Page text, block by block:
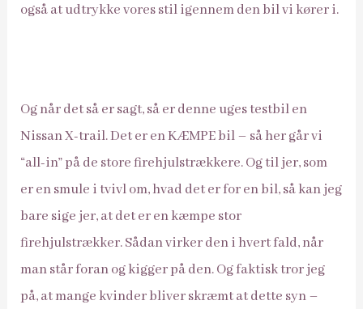
også at udtrykke vores stil igennem den bil vi kører i.
Og når det så er sagt, så er denne uges testbil en
Nissan X-trail. Det er en KÆMPE bil – så her går vi
“all-in” på de store firehjulstrækkere. Og til jer, som
er en smule i tvivl om, hvad det er for en bil, så kan jeg
bare sige jer, at det er en kæmpe stor
firehjulstrækker. Sådan virker den i hvert fald, når
man står foran og kigger på den. Og faktisk tror jeg
på, at mange kvinder bliver skræmt at dette syn –